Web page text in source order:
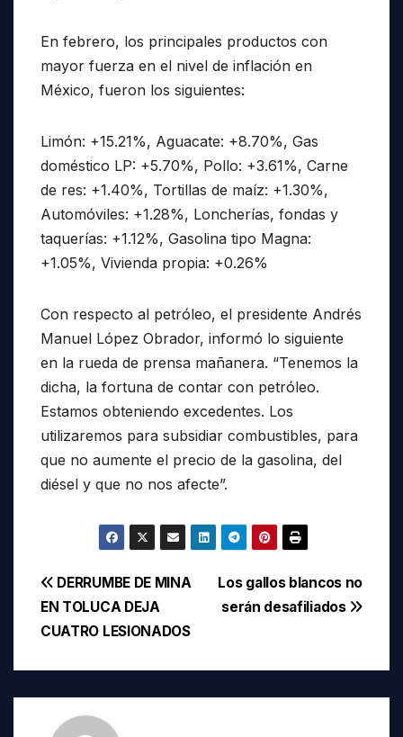
En febrero, los principales productos con
mayor fuerza en el nivel de inflación en
México, fueron los siguientes:
Limón: +15.21%, Aguacate: +8.70%, Gas
doméstico LP: +5.70%, Pollo: +3.61%, Carne
de res: +1.40%, Tortillas de maíz: +1.30%,
Automóviles: +1.28%, Loncherías, fondas y
taquerías: +1.12%, Gasolina tipo Magna:
+1.05%, Vivienda propia: +0.26%
Con respecto al petróleo, el presidente Andrés
Manuel López Obrador, informó lo siguiente
en la rueda de prensa mañanera. “Tenemos la
dicha, la fortuna de contar con petróleo.
Estamos obteniendo excedentes. Los
utilizaremos para subsidiar combustibles, para
que no aumente el precio de la gasolina, del
diésel y que no nos afecte”.
Navegación
de
entradas
Los gallos blancos no
serán desafiliados
DERRUMBE DE MINA
EN TOLUCA DEJA
CUATRO LESIONADOS